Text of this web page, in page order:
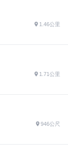
1.46公里
1.71公里
946公尺